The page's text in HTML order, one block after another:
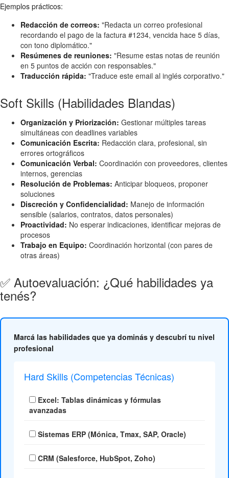
Ejemplos prácticos:
Redacción de correos: "Redacta un correo profesional
recordando el pago de la factura #1234, vencida hace 5 días,
con tono diplomático."
Resúmenes de reuniones: "Resume estas notas de reunión
en 5 puntos de acción con responsables."
Traducción rápida: "Traduce este email al inglés corporativo."
Soft Skills (Habilidades Blandas)
Organización y Priorización: Gestionar múltiples tareas
simultáneas con deadlines variables
Comunicación Escrita: Redacción clara, profesional, sin
errores ortográficos
Comunicación Verbal: Coordinación con proveedores, clientes
internos, gerencias
Resolución de Problemas: Anticipar bloqueos, proponer
soluciones
Discreción y Confidencialidad: Manejo de información
sensible (salarios, contratos, datos personales)
Proactividad: No esperar indicaciones, identificar mejoras de
procesos
Trabajo en Equipo: Coordinación horizontal (con pares de
otras áreas)
✅ Autoevaluación: ¿Qué habilidades ya
tenés?
Marcá las habilidades que ya dominás y descubrí tu nivel
profesional
Hard Skills (Competencias Técnicas)
Excel: Tablas dinámicas y fórmulas
avanzadas
Sistemas ERP (Mónica, Tmax, SAP, Oracle)
CRM (Salesforce, HubSpot, Zoho)